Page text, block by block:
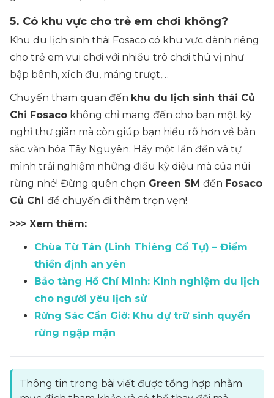
5. Có khu vực cho trẻ em chơi không?
Khu du lịch sinh thái Fosaco có khu vực dành riêng
cho trẻ em vui chơi với nhiều trò chơi thú vị như
bập bênh, xích đu, máng trượt,…
Chuyến tham quan đến khu du lịch sinh thái Củ
Chi Fosaco không chỉ mang đến cho bạn một kỳ
nghỉ thư giãn mà còn giúp bạn hiểu rõ hơn về bản
sắc văn hóa Tây Nguyên. Hãy một lần đến và tự
mình trải nghiệm những điều kỳ diệu mà của núi
rừng nhé! Đừng quên chọn Green SM đến Fosaco
Củ Chi để chuyến đi thêm trọn vẹn!
>>> Xem thêm:
Chùa Từ Tân (Linh Thiêng Cổ Tự) – Điểm
thiền định an yên
Bảo tàng Hồ Chí Minh: Kinh nghiệm du lịch
cho người yêu lịch sử
Rừng Sác Cần Giờ: Khu dự trữ sinh quyển
rừng ngập mặn
Thông tin trong bài viết được tổng hợp nhằm